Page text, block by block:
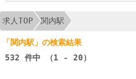
求人TOP 関内駅
「関内駅」の検索結果
532 件中 （1 - 20）